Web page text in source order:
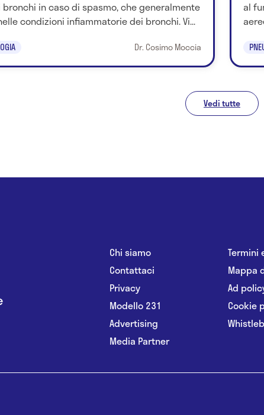
in caso di spasmo, che generalmente
condizioni infiammatorie dei bronchi. Vi...
Dr. Cosimo Moccia
al
Vedi tutte
Chi siamo
Contattaci
Privacy
Modello 231
Advertising
Media Partner
Termini
Mappa
Ad
Cookie